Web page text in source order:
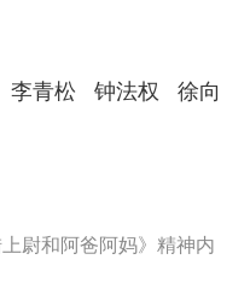
青松 钟法权 徐向
尉和阿爸阿妈》精神内